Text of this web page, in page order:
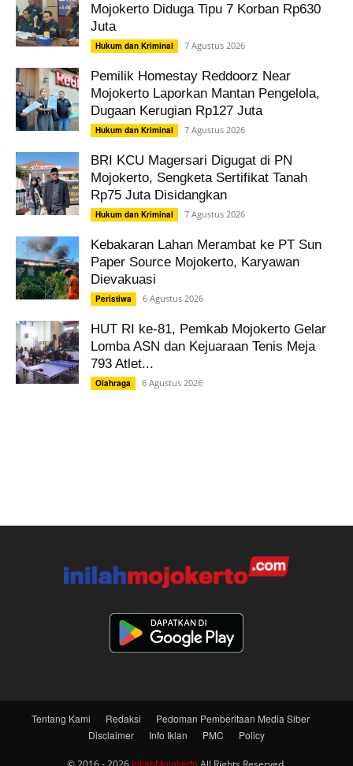
Mojokerto Diduga Tipu 7 Korban Rp630
Juta
Hukum dan Kriminal 7 Agustus 2026
Pemilik Homestay Reddoorz Near
Mojokerto Laporkan Mantan Pengelola,
Dugaan Kerugian Rp127 Juta
Hukum dan Kriminal 7 Agustus 2026
BRI KCU Magersari Digugat di PN
Mojokerto, Sengketa Sertifikat Tanah
Rp75 Juta Disidangkan
Hukum dan Kriminal 7 Agustus 2026
Kebakaran Lahan Merambat ke PT Sun
Paper Source Mojokerto, Karyawan
Dievakuasi
Peristiwa 6 Agustus 2026
HUT RI ke-81, Pemkab Mojokerto Gelar
Lomba ASN dan Kejuaraan Tenis Meja
793 Atlet...
Olahraga 6 Agustus 2026
Tentang Kami Redaksi
Pedoman Pemberitaan Media Siber
Disclaimer
Info Iklan PMC Policy
InilahMojokerto